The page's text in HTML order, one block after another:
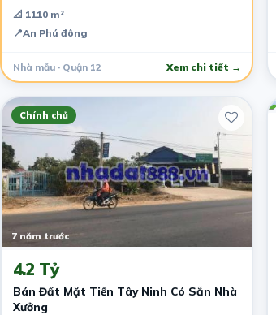
📐 1110 m²
📍An Phú đông
Nhà mẫu · Quận 12 Xem chi tiết →
Chính chủ
7 năm trước
4.2 Tỷ
Bán Đất Mặt Tiền Tây Ninh Có Sẵn Nhà
Xưởng